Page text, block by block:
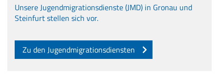
Unsere Jugendmigrationsdienste (JMD) in Gronau und
Steinfurt stellen sich vor.
Zu den Jugendmigrationsdiensten